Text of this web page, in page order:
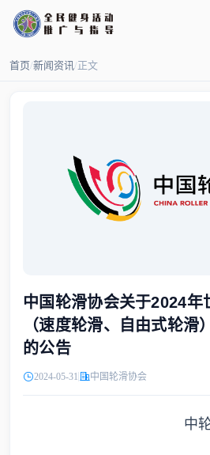
首页/新闻资讯/正文
中国轮滑协会关于2024年
（速度轮滑、自由式轮滑
的公告
2024-05-31 中国轮滑协会
中